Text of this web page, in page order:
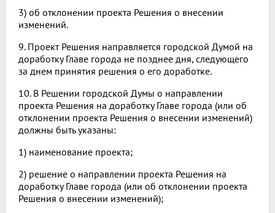
3) об отклонении проекта Решения о внесении
изменений.
9. Проект Решения направляется городской Думой на
доработку Главе города не позднее дня, следующего
за днем принятия решения о его доработке.
10. В Решении городской Думы о направлении
проекта Решения на доработку Главе города (или об
отклонении проекта Решения о внесении изменений)
должны быть указаны:
1) наименование проекта;
2) решение о направлении проекта Решения на
доработку Главе города (или об отклонении проекта
Решения о внесении изменений);